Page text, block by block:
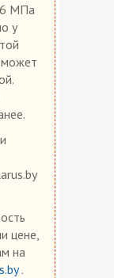
МПа
у
может
цене,
на
.